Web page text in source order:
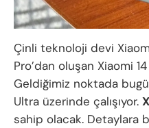
Çinli teknoloji devi
Pro’dan oluşan Xiaomi
Geldiğimiz noktada
Ultra üzerinde çalışıyor.
sahip olacak. Detaylara